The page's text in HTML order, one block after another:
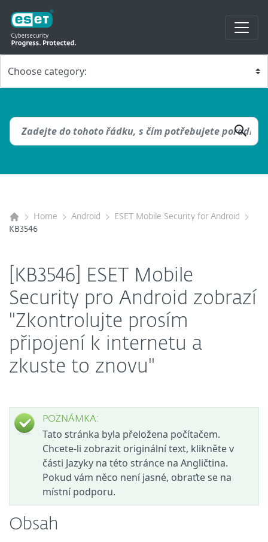
Home Android
ESET Mobile Security for Android
KB3546
[KB3546] ESET Mobile
Security pro Android zobrazí
"Zkontrolujte prosím
připojení k internetu a
zkuste to znovu"
POZNÁMKA:
Tato stránka byla přeložena počítačem.
Chcete-li zobrazit originální text, klikněte v
části Jazyky na této stránce na Angličtina.
Pokud vám něco není jasné, obraťte se na
místní podporu.
Obsah